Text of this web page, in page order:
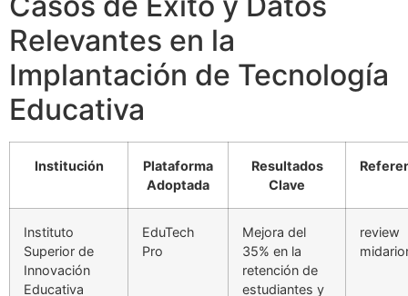
Relevantes en la
Implantación de Tecnología
Educativa
Institución
Plataforma
Adoptada
Resultados
Clave
Instituto
Superior de
Innovación
Educativa
EduTech
Pro
Mejora del
35% en la
retención de
estudiantes y
review